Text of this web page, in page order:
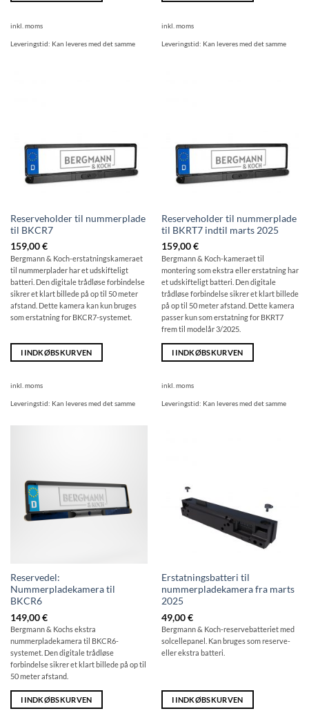
inkl. moms
Leveringstid: Kan leveres med det samme
inkl. moms
Leveringstid: Kan leveres med det samme
Reserveholder til nummerplade
til BKCR7
159,00€
Bergmann & Koch-erstatningskameraet
til nummerplader har et udskifteligt
batteri. Den digitale trådløse forbindelse
sikrer et klart billede på op til 50 meter
afstand. Dette kamera kan kun bruges
som erstatning for BKCR7-systemet.
I INDKØBSKURVEN
inkl. moms
Leveringstid: Kan leveres med det samme
Reserveholder til nummerplade
til BKRT7 indtil marts 2025
159,00€
Bergmann & Koch-kameraet til
montering som ekstra eller erstatning har
et udskifteligt batteri. Den digitale
trådløse forbindelse sikrer et klart billede
på op til 50 meter afstand. Dette kamera
passer kun som erstatning for BKRT7
frem til modelår 3/2025.
I INDKØBSKURVEN
inkl. moms
Leveringstid: Kan leveres med det samme
Reservedel:
Nummerpladekamera til
BKCR6
149,00€
Bergmann & Kochs ekstra
nummerpladekamera til BKCR6-
systemet. Den digitale trådløse
forbindelse sikrer et klart billede på op til
50 meter afstand.
I INDKØBSKURVEN
Erstatningsbatteri til
nummerpladekamera fra marts
2025
49,00€
Bergmann & Koch-reservebatteriet med
solcellepanel. Kan bruges som reserve-
eller ekstra batteri.
I INDKØBSKURVEN